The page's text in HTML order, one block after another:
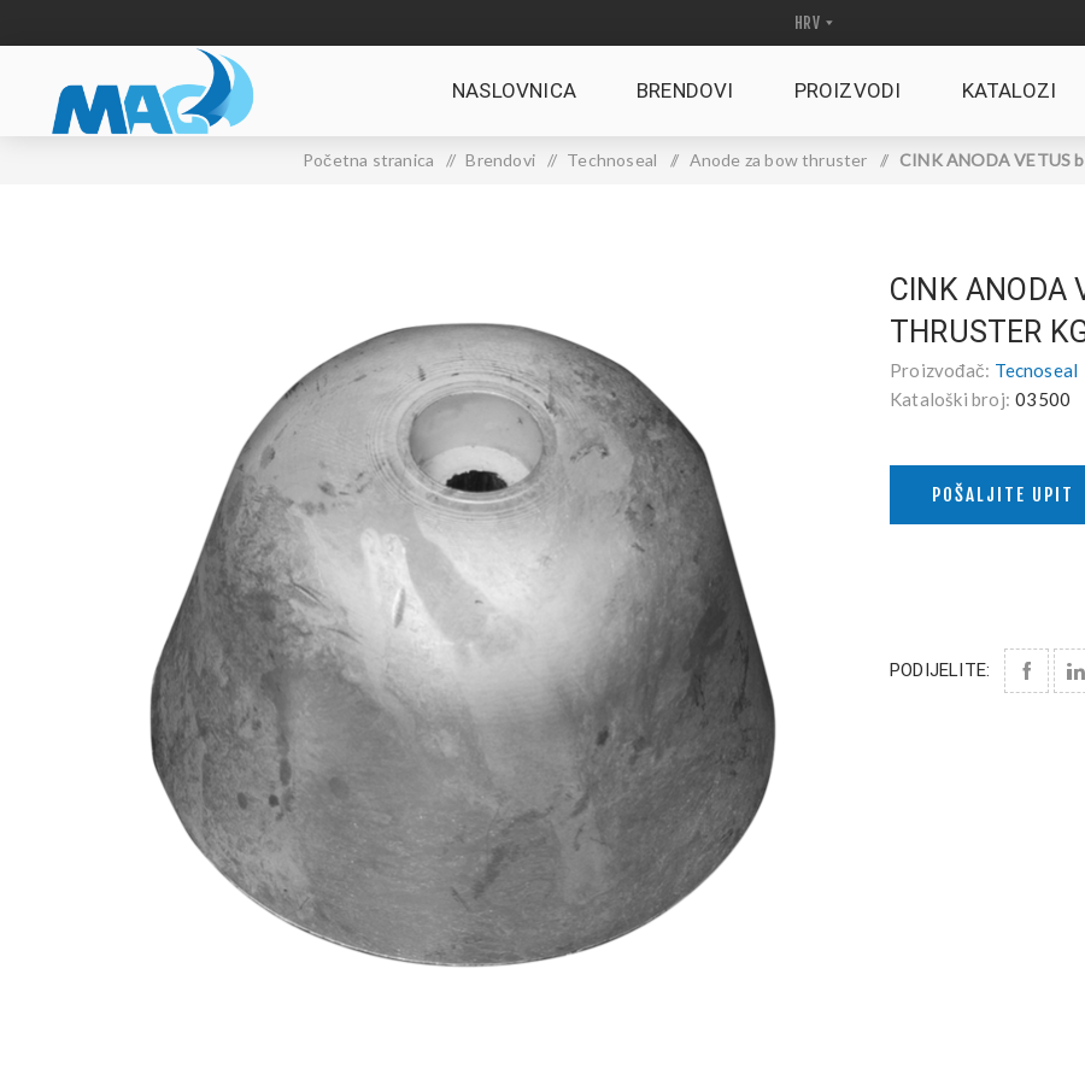
NASLOVNICA BRENDOVI PROIZVODI KATALOZI
Početna stranica / Brendovi / Technoseal / Anode za bow thruster / CINK ANODA VETUS
CINK ANODA
THRUSTER
Proizvođač: Tecnoseal
Kataloški broj: 03500
POŠALJITE UPIT
PODIJELITE: